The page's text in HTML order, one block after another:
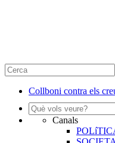
Collboni contra els
Canals